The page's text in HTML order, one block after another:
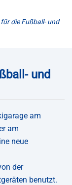
die Fußball- und
und
am
am
neue
der
benutzt.